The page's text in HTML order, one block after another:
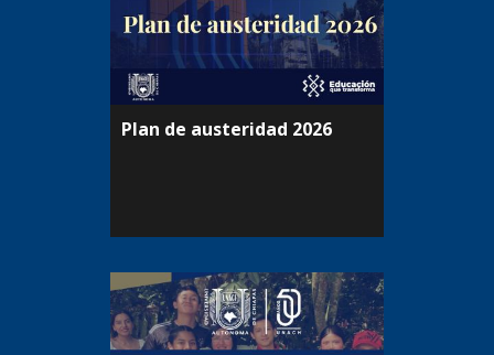
Plan de austeridad 2026